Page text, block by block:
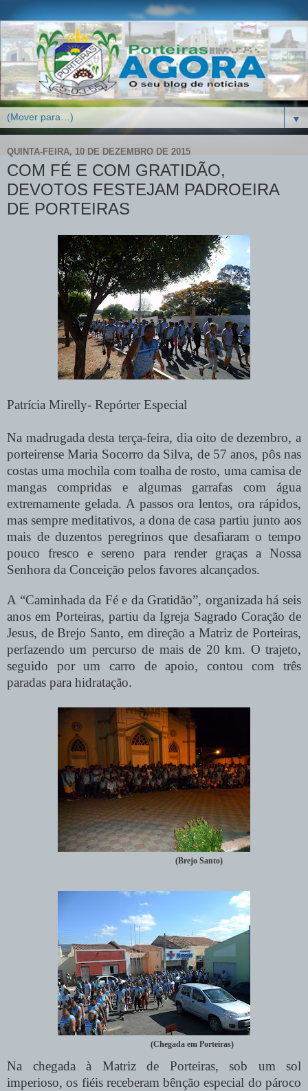
▼
QUINTA-FEIRA, 10 DE DEZEMBRO DE 2015
COM FÉ E COM GRATIDÃO,
DEVOTOS FESTEJAM PADROEIRA
DE PORTEIRAS
Patrícia Mirelly- Repórter Especial
Na madrugada desta terça-feira, dia oito de dezembro, a
porteirense Maria Socorro da Silva, de 57 anos, pôs nas
costas uma mochila com toalha de rosto, uma camisa de
mangas compridas e algumas garrafas com água
extremamente gelada. A passos ora lentos, ora rápidos,
mas sempre meditativos, a dona de casa partiu junto aos
mais de duzentos peregrinos que desafiaram o tempo
pouco fresco e sereno para render graças a Nossa
Senhora da Conceição pelos favores alcançados.
A “Caminhada da Fé e da Gratidão”, organizada há seis
anos em Porteiras, partiu da Igreja Sagrado Coração de
Jesus, de Brejo Santo, em direção a Matriz de Porteiras,
perfazendo um percurso de mais de 20 km. O trajeto,
seguido por um carro de apoio, contou com três
paradas para hidratação.
(Brejo Santo)
(Chegada em Porteiras)
Na chegada à Matriz de Porteiras, sob um sol
imperioso, os fiéis receberam bênção especial do pároco